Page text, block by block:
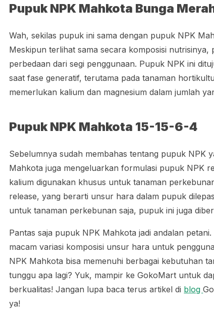
Pupuk NPK Mahkota Bunga
Wah, sekilas pupuk ini sama dengan pupuk NPK
Meskipun terlihat sama secara komposisi
perbedaan dari segi penggunaan. Pupuk NPK ini
saat fase generatif, terutama pada tanaman
memerlukan kalium dan magnesium dalam jumlah
Pupuk NPK Mahkota 15-15-6-4
Sebelumnya sudah membahas tentang pupuk NPK
Mahkota juga mengeluarkan formulasi pupuk NPK
kalium digunakan khusus untuk tanaman
release, yang berarti unsur hara dalam pupuk
untuk tanaman perkebunan saja, pupuk ini juga
Pantas saja pupuk NPK Mahkota jadi andalan
macam variasi komposisi unsur hara untuk
NPK Mahkota bisa memenuhi berbagai kebutuhan
tunggu apa lagi? Yuk, mampir ke GokoMart untuk
berkualitas! Jangan lupa baca terus artikel di blog
ya!